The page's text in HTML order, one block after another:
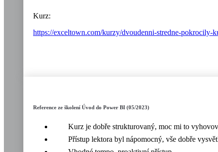
Kurz:
https://exceltown.com/kurzy/dvoudenni-stredne-pokrocily-
Reference ze školení Úvod do Power BI (05/2023)
Kurz je dobře strukturovaný, moc mi to
Přístup lektora byl nápomocný, vše dobře